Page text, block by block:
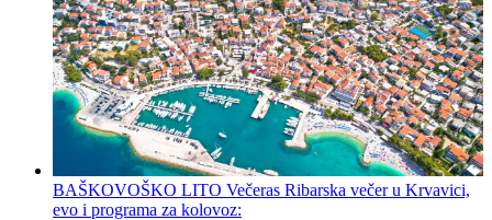
BAŠKOVOŠKO LITO Večeras Ribarska večer u Krvavici,
evo i programa za kolovoz: